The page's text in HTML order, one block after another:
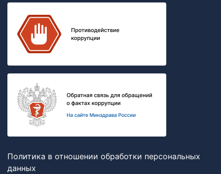
Политика в отношении обработки персональных
данных